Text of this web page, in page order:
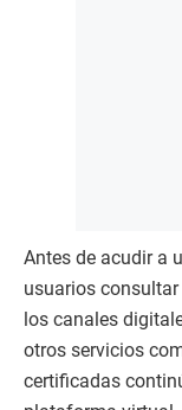
Antes de acudir a
usuarios
los canales
otros servicios
certificadas